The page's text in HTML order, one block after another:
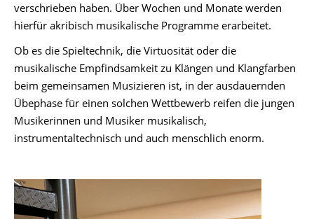
verschrieben haben. Über Wochen und Monate werden
hierfür akribisch musikalische Programme erarbeitet.
Ob es die Spieltechnik, die Virtuosität oder die
musikalische Empfindsamkeit zu Klängen und Klangfarben
beim gemeinsamen Musizieren ist, in der ausdauernden
Übephase für einen solchen Wettbewerb reifen die jungen
Musikerinnen und Musiker musikalisch,
instrumentaltechnisch und auch menschlich enorm.